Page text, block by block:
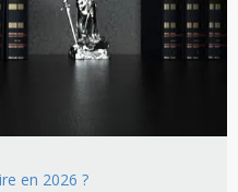
en 2026 ?